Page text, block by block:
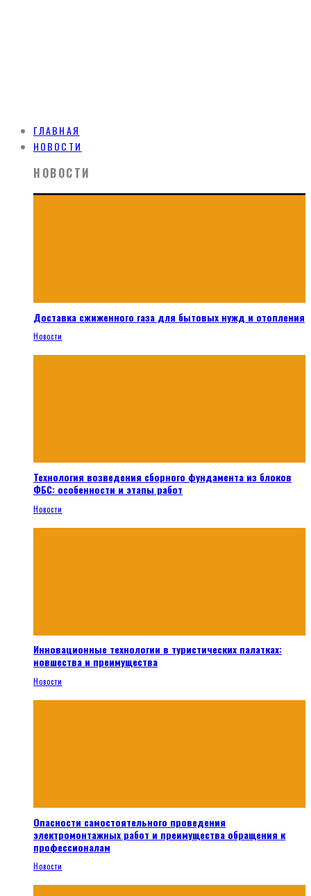
ГЛАВНАЯ
НОВОСТИ
НОВОСТИ
Доставка сжиженного газа для бытовых нужд и отопления
Новости
Технология возведения сборного фундамента из блоков
ФБС: особенности и этапы работ
Новости
Инновационные технологии в туристических палатках:
новшества и преимущества
Новости
Опасности самостоятельного проведения
электромонтажных работ и преимущества обращения к
профессионалам
Новости